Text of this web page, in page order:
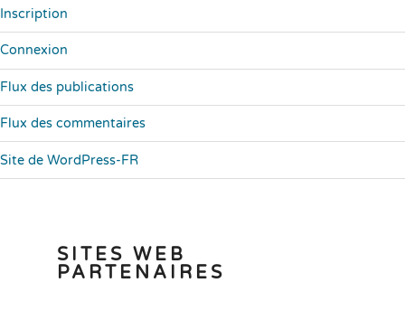
Inscription
Connexion
Flux des publications
Flux des commentaires
Site de WordPress-FR
SITES WEB
PARTENAIRES